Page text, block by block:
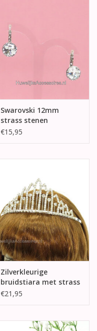
Swarovski 12mm
strass stenen
oorbellen
€15,95
Zilverkleurige
bruidstiara met strass
stenen
€21,95